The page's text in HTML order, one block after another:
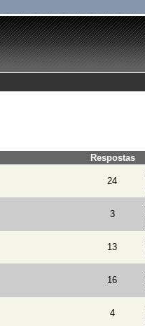
Respostas
24
3
13
16
4